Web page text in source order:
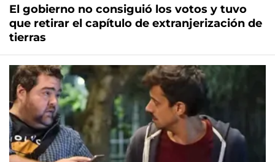
El gobierno no consiguió los votos y tuvo
que retirar el capítulo de extranjerización de
tierras